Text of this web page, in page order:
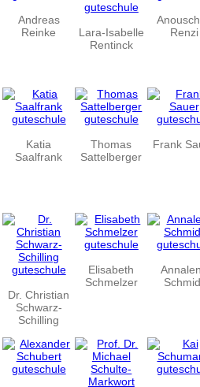
Andreas
Reinke
Lara-Isabelle
Rentinck
Renzi
Katia
Saalfrank
Thomas
Sattelberger
Frank
Dr. Christian
Schwarz-
Schilling
Elisabeth
Schmelzer